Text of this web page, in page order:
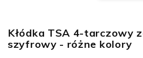
Kłódka TSA 4-tarczowy
szyfrowy - różne kolory